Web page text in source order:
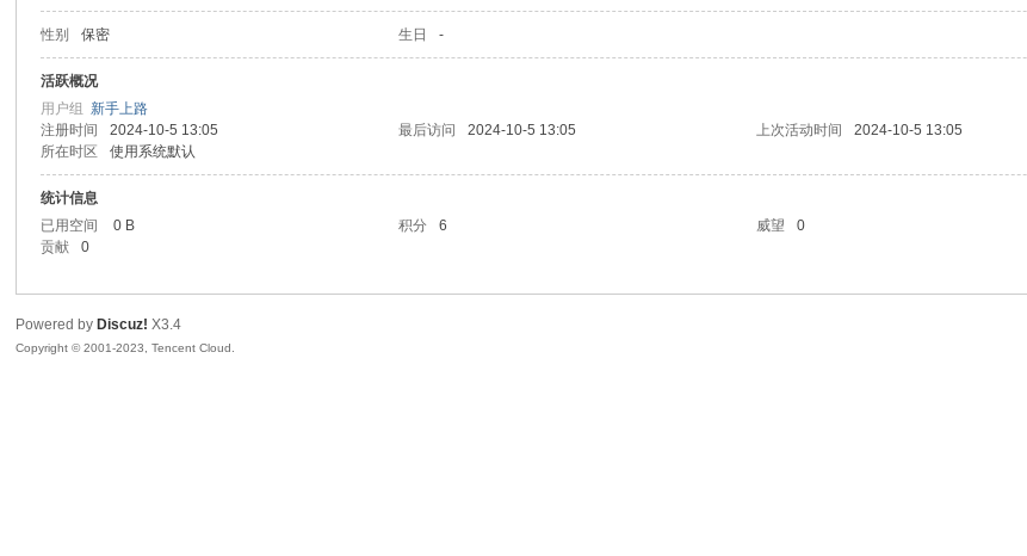
性别 保密 生日 -
活跃概况
用户组新手上路
注册时间
2024-10-5 13:05 最后访问 2024-10-5 13:05 上次活动时间 2024-10-5 13:05
所在时区
使用系统默认
统计信息
已用空间
0 B 积分 6 威望 0
贡献
0
Powered by Discuz! X3.4
Copyright © 2001-2023, Tencent Cloud.